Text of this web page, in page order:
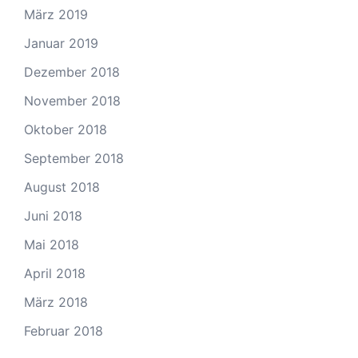
März 2019
Januar 2019
Dezember 2018
November 2018
Oktober 2018
September 2018
August 2018
Juni 2018
Mai 2018
April 2018
März 2018
Februar 2018